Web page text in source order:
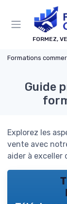
FORMEZ,
Formations
Guide
Explorez les
vente avec
aider à exceller
Panneau de